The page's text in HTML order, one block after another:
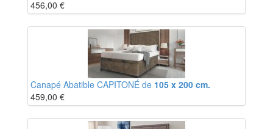
456,00 €
Canapé Abatible CAPITONÉ de 105 x 200 cm.
459,00 €